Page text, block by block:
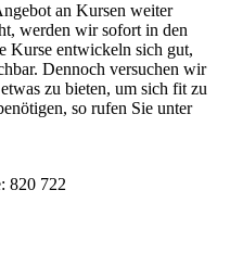
an Kursen weiter
werden wir sofort in den
Kurse entwickeln sich gut,
Dennoch versuchen wir
zu bieten, um sich fit zu
so rufen Sie unter
820 722